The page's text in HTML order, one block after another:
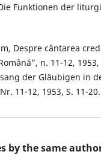
Funktionen der
Despre cântarea
n. 11-12,
der Gläubigen in
11-12, 1953, S. 11-
by the same